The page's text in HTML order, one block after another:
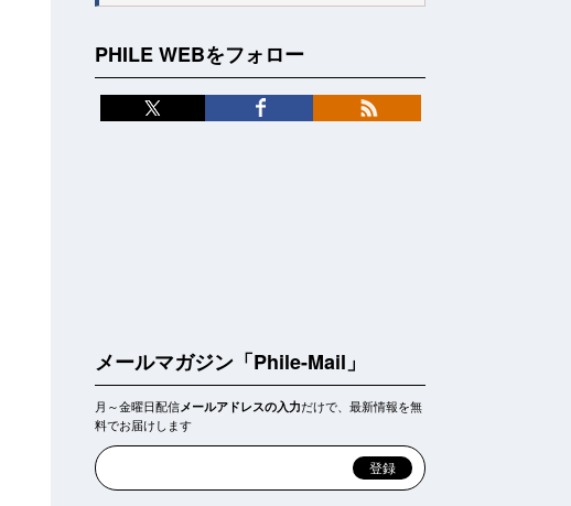
PHILE WEBをフォロー
メールマガジン「Phile-Mail」
月～金曜日配信メールアドレスの入力だけで、最新情報を無
料でお届けします